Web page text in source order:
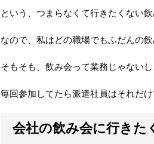
という、つまらなくて行きたくない
なので、私はどの職場でもふだんの
そもそも、飲み会って業務じゃない
毎回参加してたら派遣社員はそれだ
会社の飲み会に行きた